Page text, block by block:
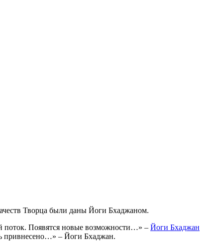
Творца были даны Йоги Бхаджаном.
поток. Появятся новые возможности…» – Йоги Бхаджан
привнесено…» – Йоги Бхаджан.